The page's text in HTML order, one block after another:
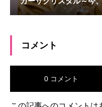
コメント
0 コメント